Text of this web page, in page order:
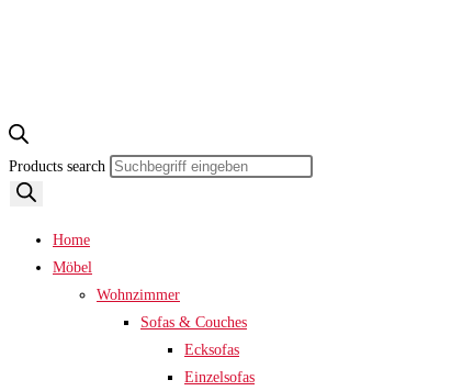
Products search
Home
Möbel
Wohnzimmer
Sofas & Couches
Ecksofas
Einzelsofas